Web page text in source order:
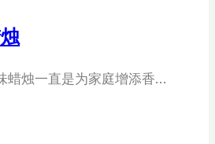
蜡烛一直是为家庭增添香…